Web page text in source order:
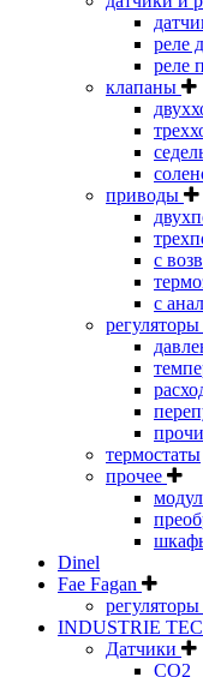
реле
реле
клапаны
приводы
с
с
регуляторы
термостаты
прочее
Dinel
Fae Fagan
регуляторы
INDUSTRIE
Датчики
CO2